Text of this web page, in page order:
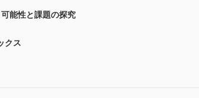
能性と課題の探究
クス